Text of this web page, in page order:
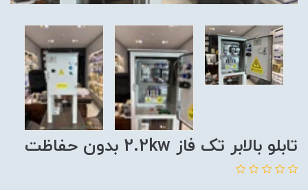
تابلو بالابر تک فاز 2.2kw بدون حفاظت